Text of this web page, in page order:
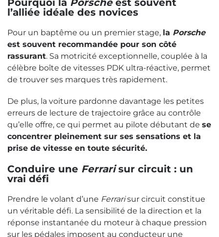
l’alliée idéale des novices
Pour un baptême ou un premier stage, la Porsche
est souvent recommandée pour son côté
rassurant. Sa motricité exceptionnelle, couplée à la
célèbre boîte de vitesses PDK ultra-réactive, permet
de trouver ses marques très rapidement.
De plus, la voiture pardonne davantage les petites
erreurs de lecture de trajectoire grâce au contrôle
qu’elle offre, ce qui permet au pilote débutant de se
concentrer pleinement sur ses sensations et la
prise de vitesse en toute sécurité.
Conduire une Ferrarisur circuit : un
vrai défi
Prendre le volant d’une Ferrarisur circuit constitue
un véritable défi. La sensibilité de la direction et la
réponse instantanée du moteur à chaque pression
sur les pédales imposent au conducteur une